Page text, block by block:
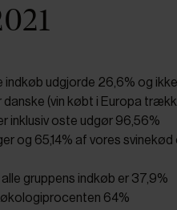
indkøb udgjorde 26,6% og
danske (vin købt i Europa
inklusiv oste udgør 96,56%
og 65,14% af vores
gruppens indkøb er 37,9%
64%